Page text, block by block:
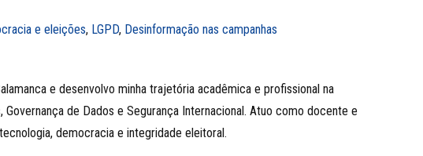
e eleições, LGPD, Desinformação nas campanhas
e desenvolvo minha trajetória acadêmica e profissional na
de Dados e Segurança Internacional. Atuo como docente e
democracia e integridade eleitoral.